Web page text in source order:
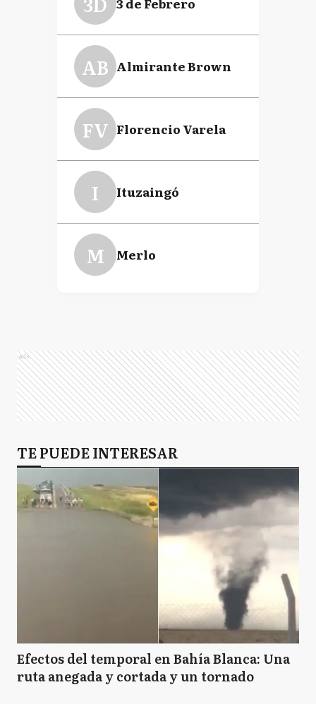
AB Almirante Brown
FV Florencio Varela
I Ituzaingó
M Merlo
Ads
TE PUEDE INTERESAR
Efectos del temporal en Bahía Blanca: Una
ruta anegada y cortada y un tornado